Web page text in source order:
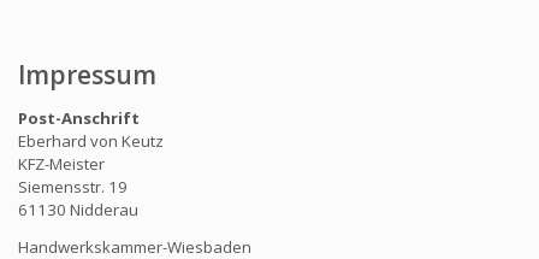
Impressum
Post-Anschrift
Eberhard von Keutz
KFZ-Meister
Siemensstr. 19
61130 Nidderau
Handwerkskammer-Wiesbaden